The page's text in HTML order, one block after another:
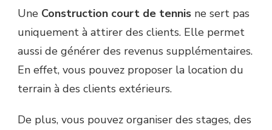
Une Construction court de tennis ne sert pas
uniquement à attirer des clients. Elle permet
aussi de générer des revenus supplémentaires.
En effet, vous pouvez proposer la location du
terrain à des clients extérieurs.
De plus, vous pouvez organiser des stages, des